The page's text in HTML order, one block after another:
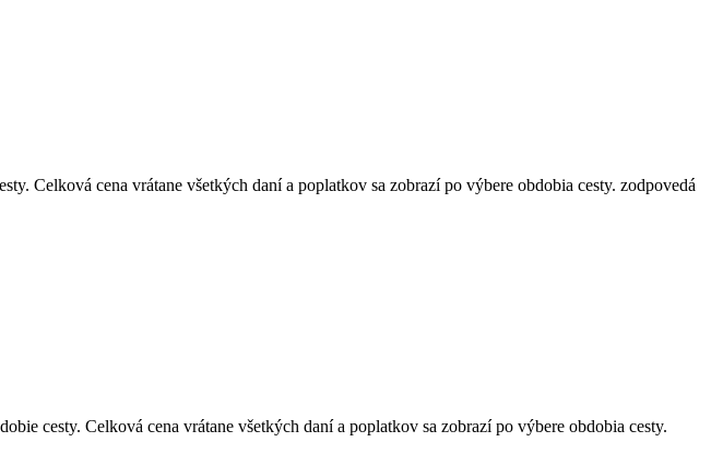
Celková cena vrátane všetkých daní a poplatkov sa zobrazí po výbere obdobia cesty. zodpovedá
cesty. Celková cena vrátane všetkých daní a poplatkov sa zobrazí po výbere obdobia cesty.